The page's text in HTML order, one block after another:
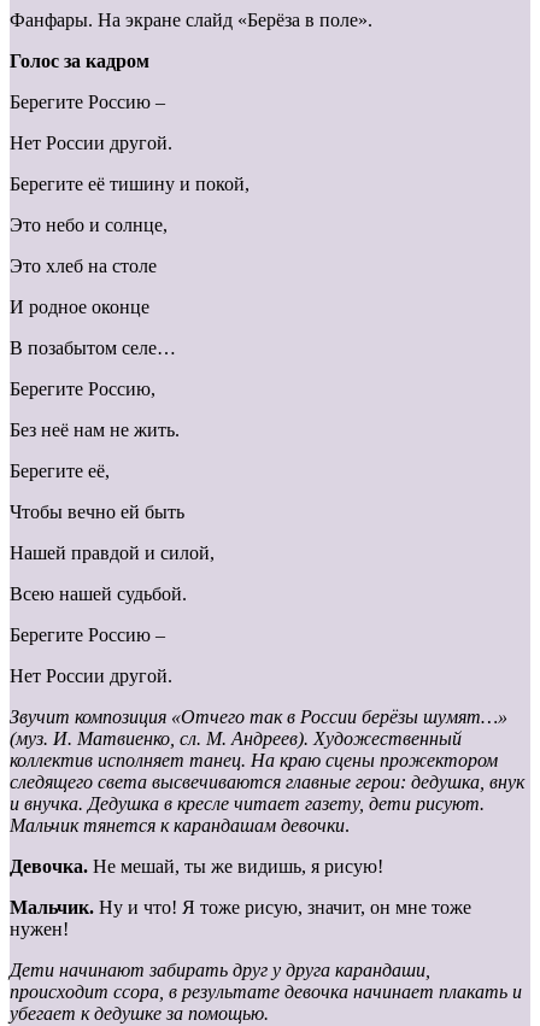
Фанфары. На экране слайд «Берёза в поле».
Голос за кадром
Берегите Россию –
Нет России другой.
Берегите её тишину и покой,
Это небо и солнце,
Это хлеб на столе
И родное оконце
В позабытом селе…
Берегите Россию,
Без неё нам не жить.
Берегите её,
Чтобы вечно ей быть
Нашей правдой и силой,
Всею нашей судьбой.
Берегите Россию –
Нет России другой.
Звучит композиция «Отчего так в России берёзы шумят…»
(муз. И. Матвиенко, сл. М. Андреев). Художественный
коллектив исполняет танец. На краю сцены прожектором
следящего света высвечиваются главные герои: дедушка, внук
и внучка. Дедушка в кресле читает газету, дети рисуют.
Мальчик тянется к карандашам девочки.
Девочка. Не мешай, ты же видишь, я рисую!
Мальчик. Ну и что! Я тоже рисую, значит, он мне тоже
нужен!
Дети начинают забирать друг у друга карандаши,
происходит ссора, в результате девочка начинает плакать и
убегает к дедушке за помощью.